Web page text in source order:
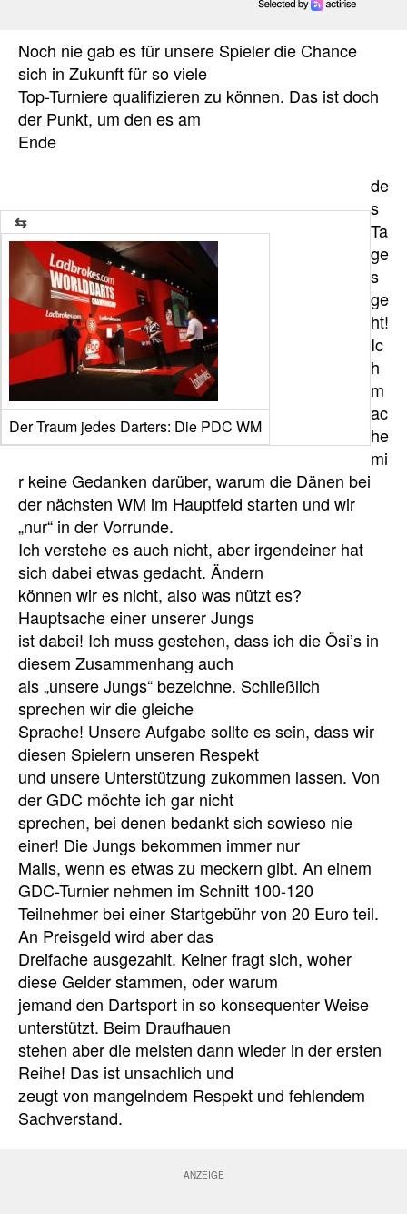
Noch nie gab es für unsere Spieler die Chance
sich in Zukunft für so viele
Top-Turniere qualifizieren zu können. Das ist doch
der Punkt, um den es am
Ende
Der Traum jedes Darters: Die PDC WM
de
s
Ta
ge
s
ge
ht!
Ic
h
m
ac
he
mi
r keine Gedanken darüber, warum die Dänen bei
der nächsten WM im Hauptfeld starten und wir
„nur“ in der Vorrunde.
Ich verstehe es auch nicht, aber irgendeiner hat
sich dabei etwas gedacht. Ändern
können wir es nicht, also was nützt es?
Hauptsache einer unserer Jungs
ist dabei! Ich muss gestehen, dass ich die Ösi’s in
diesem Zusammenhang auch
als „unsere Jungs“ bezeichne. Schließlich
sprechen wir die gleiche
Sprache! Unsere Aufgabe sollte es sein, dass wir
diesen Spielern unseren Respekt
und unsere Unterstützung zukommen lassen. Von
der GDC möchte ich gar nicht
sprechen, bei denen bedankt sich sowieso nie
einer! Die Jungs bekommen immer nur
Mails, wenn es etwas zu meckern gibt. An einem
GDC-Turnier nehmen im Schnitt 100-120
Teilnehmer bei einer Startgebühr von 20 Euro teil.
An Preisgeld wird aber das
Dreifache ausgezahlt. Keiner fragt sich, woher
diese Gelder stammen, oder warum
jemand den Dartsport in so konsequenter Weise
unterstützt. Beim Draufhauen
stehen aber die meisten dann wieder in der ersten
Reihe! Das ist unsachlich und
zeugt von mangelndem Respekt und fehlendem
Sachverstand.